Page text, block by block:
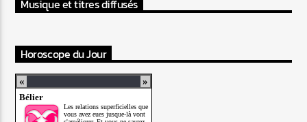
Musique et titres diffusés
Horoscope du Jour